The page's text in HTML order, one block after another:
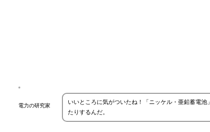
電力の研究家
いいところに気がついたね！「ニッケル・亜鉛蓄電
たりするんだ。